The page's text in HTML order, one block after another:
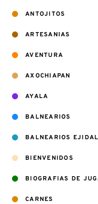
ANTOJITOS
ARTESANIAS
AVENTURA
AXOCHIAPAN
AYALA
BALNEARIOS
BALNEARIOS
BIENVENIDOS
BIOGRAFIAS DE
CARNES